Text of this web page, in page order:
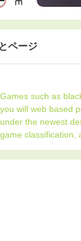
ページ
Games such as
you will web based
under the newest
game classification,